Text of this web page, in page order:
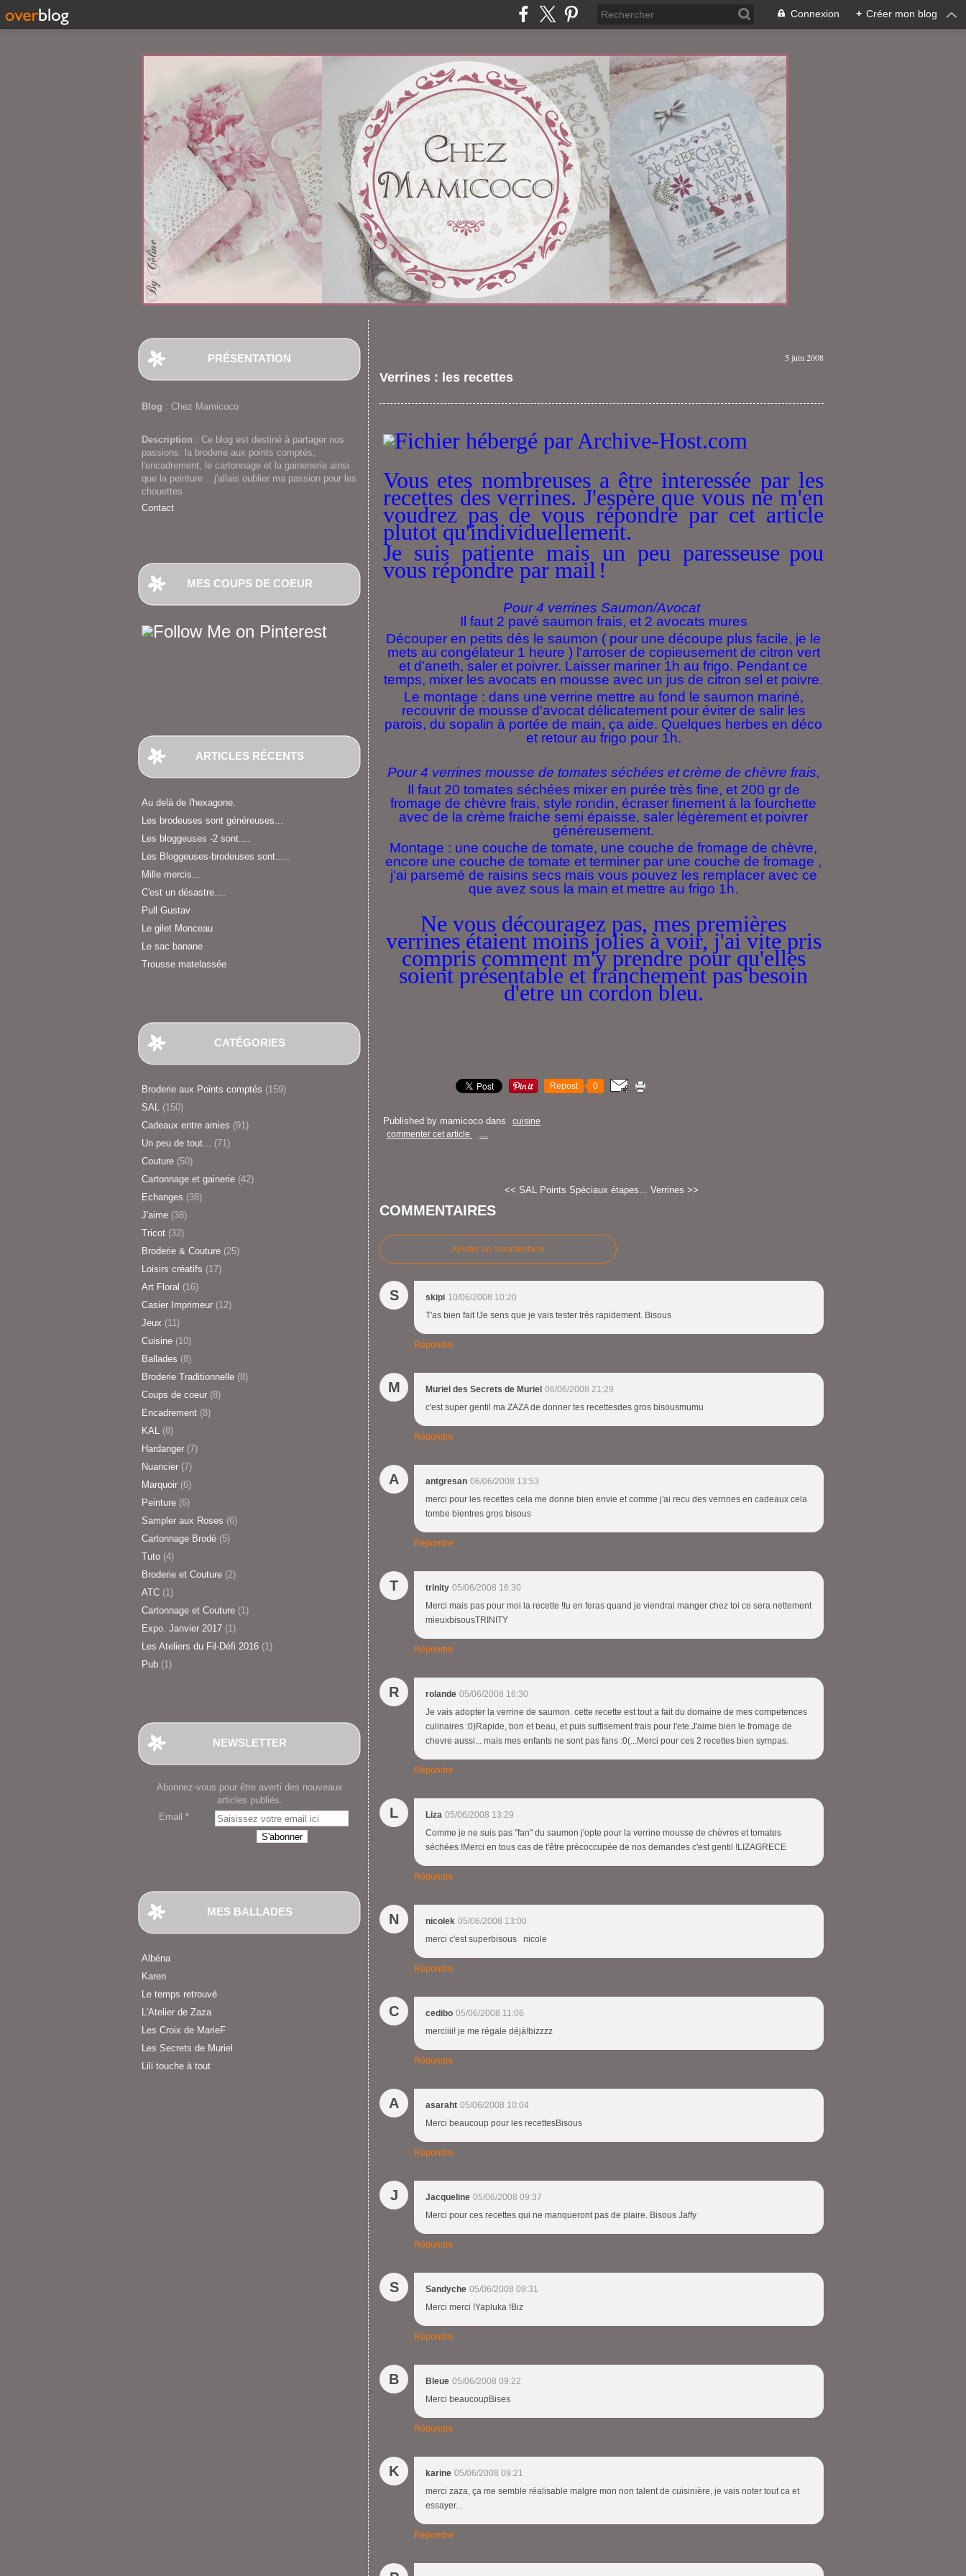
Connexion + Créer mon blog
PRÉSENTATION
Blog : Chez Mamicoco
Description : Ce blog est destiné à partager nos
passions: la broderie aux points comptés,
l'encadrement, le cartonnage et la gainenerie ainsi
que la peinture ...j'allais oublier ma passion pour les
chouettes
Contact
MES COUPS DE COEUR
ARTICLES RÉCENTS
Au delà de l'hexagone.
Les brodeuses sont généreuses...
Les bloggeuses -2 sont....
Les Bloggeuses-brodeuses sont.....
Mille mercis...
C'est un désastre....
Pull Gustav
Le gilet Monceau
Le sac banane
Trousse matelassée
CATÉGORIES
Broderie aux Points comptés (159)
SAL (150)
Cadeaux entre amies (91)
Un peu de tout... (71)
Couture (50)
Cartonnage et gainerie (42)
Echanges (38)
J'aime (38)
Tricot (32)
Broderie & Couture (25)
Loisirs créatifs (17)
Art Floral (16)
Casier Imprimeur (12)
Jeux (11)
Cuisine (10)
Ballades (8)
Broderie Traditionnelle (8)
Coups de coeur (8)
Encadrement (8)
KAL (8)
Hardanger (7)
Nuancier (7)
Marquoir (6)
Peinture (6)
Sampler aux Roses (6)
Cartonnage Brodé (5)
Tuto (4)
Broderie et Couture (2)
ATC (1)
Cartonnage et Couture (1)
Expo. Janvier 2017 (1)
Les Ateliers du Fil-Défi 2016 (1)
Pub (1)
NEWSLETTER
Abonnez-vous pour être averti des nouveaux
articles publiés.
Email
MES BALLADES
Albéna
Karen
Le temps retrouvé
L'Atelier de Zaza
Les Croix de MarieF
Les Secrets de Muriel
Lili touche à tout
5 juin 2008
Verrines : les recettes
Vous etes nombreuses a être interessée par les
recettes des verrines. J'espère que vous ne m'en
voudrez pas de vous répondre par cet article
plutot qu'individuellement.
Je suis patiente mais un peu paresseuse pou
vous répondre par mail !
Pour 4 verrines Saumon/Avocat
Il faut 2 pavé saumon frais, et 2 avocats mures
Découper en petits dés le saumon ( pour une découpe plus facile, je le
mets au congélateur 1 heure ) l'arroser de copieusement de citron vert
et d'aneth, saler et poivrer. Laisser mariner 1h au frigo. Pendant ce
temps, mixer les avocats en mousse avec un jus de citron sel et poivre.
Le montage : dans une verrine mettre au fond le saumon mariné,
recouvrir de mousse d'avocat délicatement pour éviter de salir les
parois, du sopalin à portée de main, ça aide. Quelques herbes en déco
et retour au frigo pour 1h.
Pour 4 verrines mousse de tomates séchées et crème de chèvre frais,
Il faut 20 tomates séchées mixer en purée très fine, et 200 gr de
fromage de chèvre frais, style rondin, écraser finement à la fourchette
avec de la crème fraiche semi épaisse, saler légèrement et poivrer
généreusement.
Montage : une couche de tomate, une couche de fromage de chèvre,
encore une couche de tomate et terminer par une couche de fromage ,
j'ai parsemé de raisins secs mais vous pouvez les remplacer avec ce
que avez sous la main et mettre au frigo 1h.
Ne vous découragez pas, mes premières
verrines étaient moins jolies à voir, j'ai vite pris
compris comment m'y prendre pour qu'elles
soient présentable et franchement pas besoin
d'etre un cordon bleu.
Repost 0
Published by mamicoco dans
cuisine
commenter cet article
…
<< SAL Points Spéciaux étapes... Verrines >>
COMMENTAIRES
Ajouter un commentaire
S skipi 10/06/2008 10:20
T'as bien fait !Je sens que je vais tester très rapidement. Bisous
Répondre
M Muriel des Secrets de Muriel 06/06/2008 21:29
c'est super gentil ma ZAZA de donner tes recettesdes gros bisousmumu
Répondre
A antgresan 06/06/2008 13:53
merci pour les recettes cela me donne bien envie et comme j'ai recu des verrines en cadeaux cela
tombe bientres gros bisous
Répondre
T trinity 05/06/2008 16:30
Merci mais pas pour moi la recette !tu en feras quand je viendrai manger chez toi ce sera nettement
mieuxbisousTRINITY
Répondre
R rolande 05/06/2008 16:30
Je vais adopter la verrine de saumon. cette recette est tout a fait du domaine de mes competences
culinaires :0)Rapide, bon et beau, et puis suffisement frais pour l'ete.J'aime bien le fromage de
chevre aussi... mais mes enfants ne sont pas fans :0(...Merci pour ces 2 recettes bien sympas.
Répondre
L Liza 05/06/2008 13:29
Comme je ne suis pas "fan" du saumon j'opte pour la verrine mousse de chèvres et tomates
séchées !Merci en tous cas de t'être précoccupée de nos demandes c'est gentil !LIZAGRECE
Répondre
N nicolek 05/06/2008 13:00
merci c'est superbisous nicole
Répondre
C cedibo 05/06/2008 11:06
merciiii! je me régale déjà!bizzzz
Répondre
A asaraht 05/06/2008 10:04
Merci beaucoup pour les recettesBisous
Répondre
J Jacqueline 05/06/2008 09:37
Merci pour ces recettes qui ne manqueront pas de plaire. Bisous Jaffy
Répondre
S Sandyche 05/06/2008 09:31
Merci merci !Yapluka !Biz
Répondre
B Bleue 05/06/2008 09:22
Merci beaucoupBises
Répondre
K karine 05/06/2008 09:21
merci zaza, ça me semble réalisable malgre mon non talent de cuisinière, je vais noter tout ca et
essayer...
Répondre